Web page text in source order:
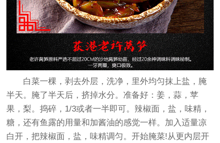
白菜一棵，剥去外层，洗净，里外均匀抹上盐，腌
半天。腌了半天后，挤掉水分。准备好：姜，蒜，苹
果，梨。捣碎，1/3或者一半即可。辣椒面，盐，味精，
糖，还有鱼露的用量和加酱油的感觉一样。加入适量凉
白开，把辣椒面，盐，味精调匀。开始腌菜!从更内层开